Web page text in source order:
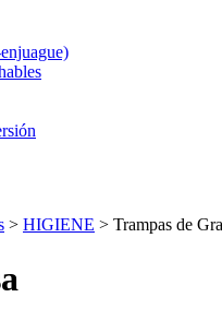
> HIGIENE > Trampas de